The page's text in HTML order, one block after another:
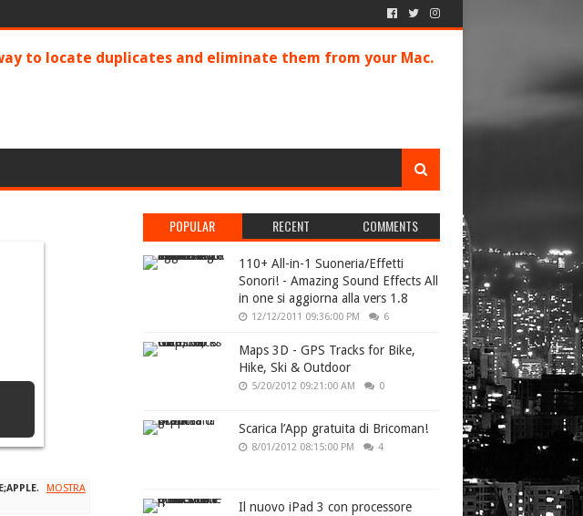
to locate duplicates and eliminate them from your Mac.
.
MOSTRA
POPULAR RECENT COMMENTS
110+ All-in-1 Suoneria/Effetti
Sonori! - Amazing Sound Effects All
in one si aggiorna alla vers 1.8
12/12/2011 09:36:00 PM 6
Maps 3D - GPS Tracks for Bike,
Hike, Ski & Outdoor
5/20/2012 09:21:00 AM 0
Scarica l’App gratuita di Bricoman!
8/01/2012 08:15:00 PM 4
Il nuovo iPad 3 con processore